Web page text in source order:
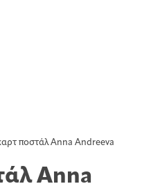
ποστάλ Anna Andreeva
Anna